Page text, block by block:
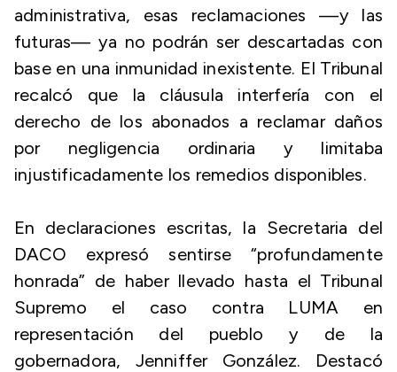
administrativa, esas reclamaciones —y las
futuras— ya no podrán ser descartadas con
base en una inmunidad inexistente. El Tribunal
recalcó que la cláusula interfería con el
derecho de los abonados a reclamar daños
por negligencia ordinaria y limitaba
injustificadamente los remedios disponibles.
En declaraciones escritas, la Secretaria del
DACO expresó sentirse “profundamente
honrada” de haber llevado hasta el Tribunal
Supremo el caso contra LUMA en
representación del pueblo y de la
gobernadora, Jenniffer González. Destacó